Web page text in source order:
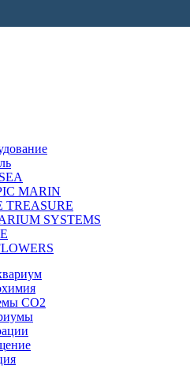
MARIN
TREASURE
SYSTEMS
СО2